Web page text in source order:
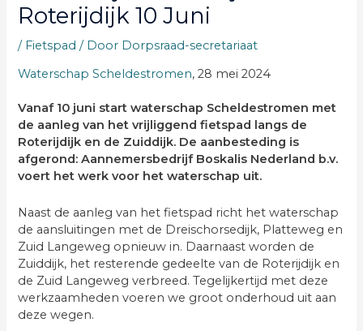
Roterijdijk 10 Juni
/ Fietspad / Door Dorpsraad-secretariaat
Waterschap Scheldestromen, 28 mei 2024
Vanaf 10 juni start waterschap Scheldestromen met
de aanleg van het vrijliggend fietspad langs de
Roterijdijk en de Zuiddijk. De aanbesteding is
afgerond: Aannemersbedrijf Boskalis Nederland b.v.
voert het werk voor het waterschap uit.
Naast de aanleg van het fietspad richt het waterschap
de aansluitingen met de Dreischorsedijk, Platteweg en
Zuid Langeweg opnieuw in. Daarnaast worden de
Zuiddijk, het resterende gedeelte van de Roterijdijk en
de Zuid Langeweg verbreed. Tegelijkertijd met deze
werkzaamheden voeren we groot onderhoud uit aan
deze wegen.